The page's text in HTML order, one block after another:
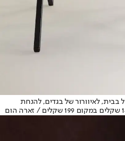
לאיוורור של בגדים, להנחת